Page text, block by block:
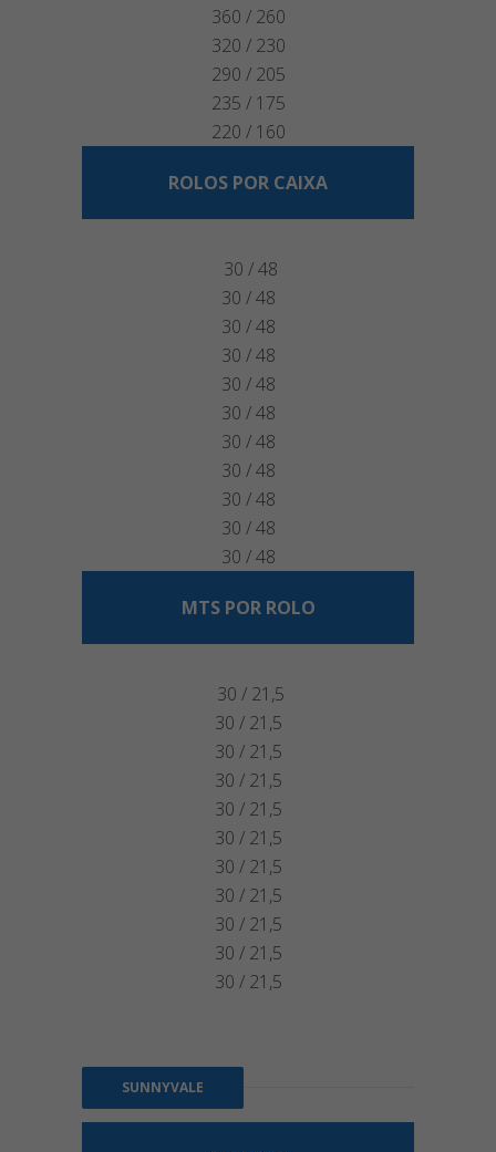
360 / 260
320 / 230
290 / 205
235 / 175
220 / 160
ROLOS POR CAIXA
30 / 48
30 / 48
30 / 48
30 / 48
30 / 48
30 / 48
30 / 48
30 / 48
30 / 48
30 / 48
30 / 48
MTS POR ROLO
30 / 21,5
30 / 21,5
30 / 21,5
30 / 21,5
30 / 21,5
30 / 21,5
30 / 21,5
30 / 21,5
30 / 21,5
30 / 21,5
30 / 21,5
SUNNYVALE